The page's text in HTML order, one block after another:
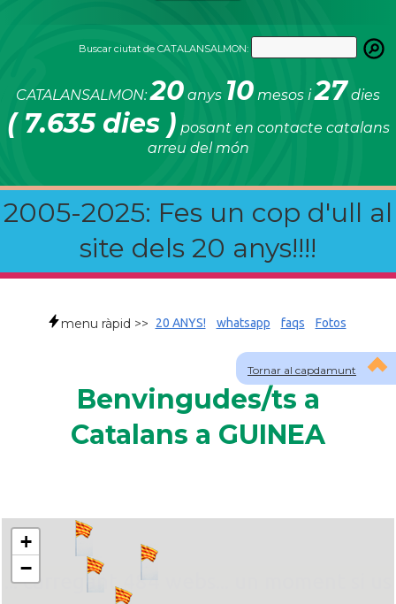
Buscar ciutat de CATALANSALMON:
CATALANSALMON:20 anys 10 mesos i27 dies
( 7.635 dies ) posant en contacte catalans
arreu del món
2005-2025: Fes un cop d'ull al
site dels 20 anys!!!!
Tornar al capdamunt
menu ràpid >> 20 ANYS! whatsapp faqs Fotos
Benvingudes/ts a
Catalans a GUINEA
... carregant 484 webs... un moment si us
+
−